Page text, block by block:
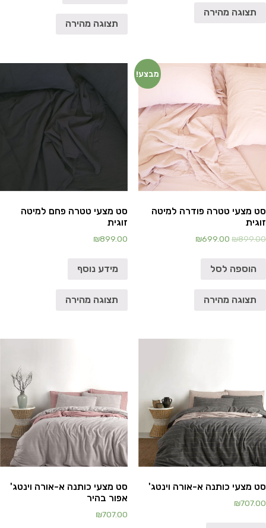
תצוגה מהירה
תצוגה מהירה
מבצע!
סט מצעי טטרה פודרה למיטה
זוגית
₪899.00
₪699.00
הוספה לסל
תצוגה מהירה
סט מצעי טטרה פחם למיטה
זוגית
₪899.00
מידע נוסף
תצוגה מהירה
סט מצעי כותנה א-אורה וינטג'
₪707.00
סט מצעי כותנה א-אורה וינטג'
אפור בהיר
₪707.00